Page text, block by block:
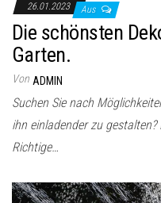
26.01.2023 Aus
Die schönsten
Garten.
Von ADMIN
Suchen Sie nach
ihn einladender zu
Richtige…